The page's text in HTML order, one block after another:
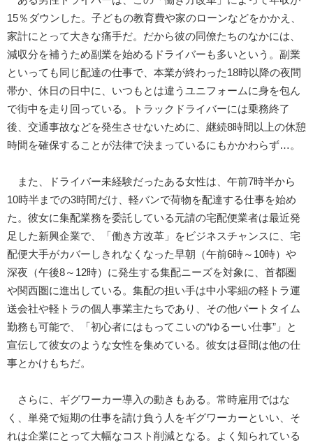
15％ダウンした。子どもの教育費や家のローンなどをかかえ、
家計にとって大きな痛手だ。だから彼の同僚たちのなかには、
減収分を補うため副業を始めるドライバーも多いという。副業
といっても同じ配達の仕事で、本業が終わった18時以降の夜間
帯か、休日の日中に、いつもとは違うユニフォームに身を包ん
で街中を走り回っている。トラックドライバーには乗務終了
後、交通事故などを発生させないために、継続8時間以上の休憩
時間を確保することが法律で決まっているにもかかわらず…。
また、ドライバー未経験だったある女性は、午前7時半から
10時半までの3時間だけ、軽バンで荷物を配達する仕事を始め
た。彼女に集配業務を委託している元請の宅配便業者は最近発
足した新興企業で、「働き方改革」をビジネスチャンスに、宅
配便大手がカバーしきれなくなった早朝（午前6時～10時）や
深夜（午後8～12時）に発生する集配ニーズを対象に、首都圏
や関西圏に進出している。集配の担い手は中小零細の軽トラ運
送会社や軽トラの個人事業主たちであり、その他パートタイム
勤務も可能で、「初心者にはもってこいの“ゆるーい仕事”」と
宣伝して彼女のような女性を集めている。彼女は昼間は他の仕
事とかけもちだ。
さらに、ギグワーカー導入の動きもある。常時雇用ではな
く、単発で短期の仕事を請け負う人をギグワーカーといい、そ
れは企業にとって大幅なコスト削減となる。よく知られている